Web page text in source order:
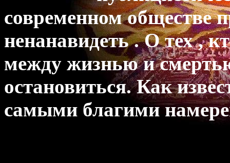
современном обществе
ненанавидеть . О тех ,
между жизнью и
остановиться. Как
самыми благими